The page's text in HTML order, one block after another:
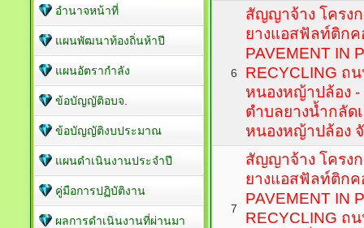
6
สัญญาจ้าง โครง
ยางแอสฟัลท์ติก
PAVEMENT IN
RECYCLING ถ
หนองหญ้าปล้อง
ตำบลยางน้ำกลัด
หนองหญ้าปล้อง
7
สัญญาจ้าง โครง
ยางแอสฟัลท์ติก
PAVEMENT IN
RECYCLING ถ
อำนาจหน้าที่
แผนพัฒนาท้องถิ่นห้าปี
แผนอัตรากำลัง
ข้อบัญญัติอบจ.
ข้อบัญญัติงบประมาณ
แผนดำเนินงานประจำปี
คู่มือการปฏิบัติงาน
ผลการดำเนินงานที่ผ่านมา